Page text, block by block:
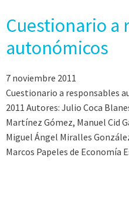
Cuestionario a
autonómicos
7 noviembre 2011
Cuestionario a responsables
2011 Autores: Julio Coca
Martínez Gómez, Manuel Cid
Miguel Ángel Miralles
Marcos Papeles de Economía